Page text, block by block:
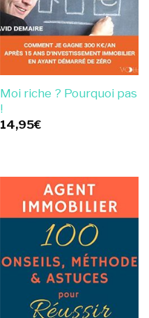
Moi riche ? Pourquoi pas
!
14,95€